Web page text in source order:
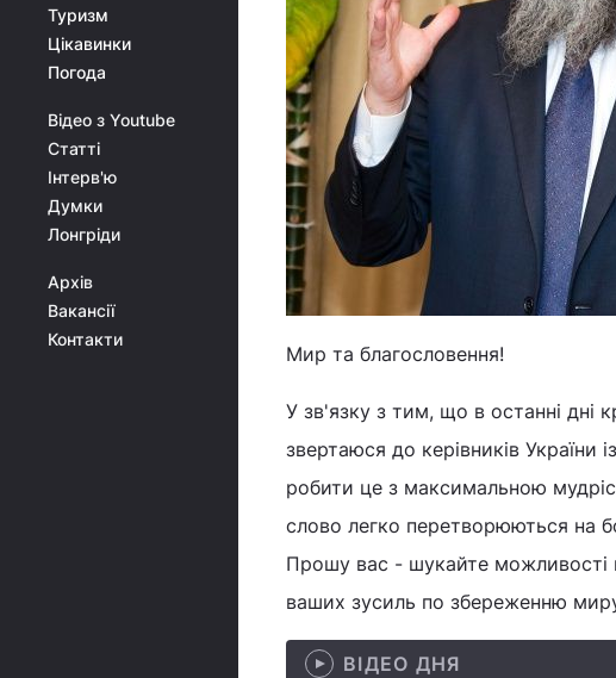
Туризм
Цікавинки
Погода
Відео з Youtube
Статті
Інтерв'ю
Думки
Лонгріди
Архів
Вакансії
Контакти
Мир та благословення!
У зв'язку з тим, що в останні дні
звертаюся до керівників
робити це з максимальною
слово легко перетворюються на
Прошу вас - шукайте можливості
ваших зусиль по збереженню
ВІДЕО ДНЯ